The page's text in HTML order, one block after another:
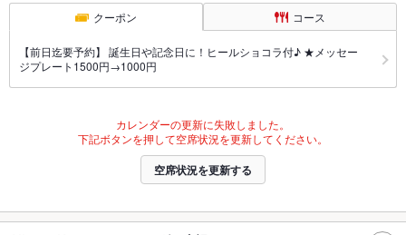
クーポン コース
【前日迄要予約】 誕生日や記念日に！ヒールショコラ付♪ ★メッセー
ジプレート1500円→1000円
カレンダーの更新に失敗しました。
下記ボタンを押して空席状況を更新してください。
空席状況を更新する